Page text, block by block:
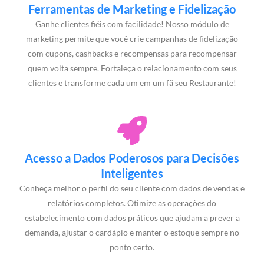
Ferramentas de Marketing e Fidelização
Ganhe clientes fiéis com facilidade! Nosso módulo de
marketing permite que você crie campanhas de fidelização
com cupons, cashbacks e recompensas para recompensar
quem volta sempre. Fortaleça o relacionamento com seus
clientes e transforme cada um em um fã seu Restaurante!
Acesso a Dados Poderosos para Decisões
Inteligentes
Conheça melhor o perfil do seu cliente com dados de vendas e
relatórios completos. Otimize as operações do
estabelecimento com dados práticos que ajudam a prever a
demanda, ajustar o cardápio e manter o estoque sempre no
ponto certo.